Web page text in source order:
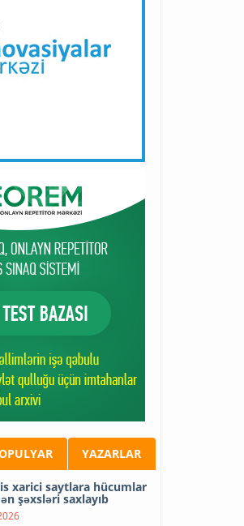
YAZARLAR
xarici saytlara hücumlar
şəxsləri saxlayıb